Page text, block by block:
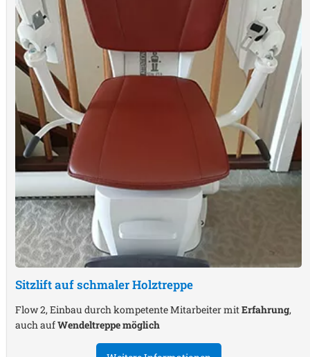
Sitzlift auf schmaler Holztreppe
Flow 2, Einbau durch kompetente Mitarbeiter mitErfahrung,
auch aufWendeltreppe möglich